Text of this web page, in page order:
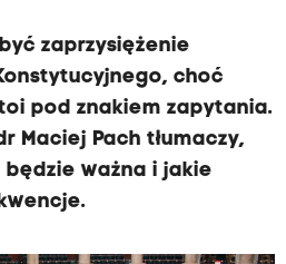
zaprzysiężenie
choć
pod znakiem zapytania.
Maciej Pach tłumaczy,
ważna i jakie